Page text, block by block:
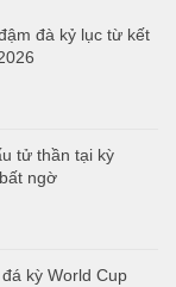
đà kỷ lục từ kết
tử thần tại kỳ
ngờ
kỳ World Cup